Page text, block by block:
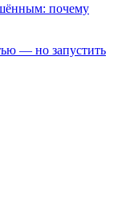
почему
— но запустить